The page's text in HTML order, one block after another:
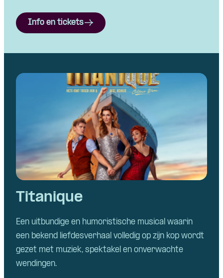
Info en tickets
Titanique
Een uitbundige en humoristische musical waarin
een bekend liefdesverhaal volledig op zijn kop wordt
gezet met muziek, spektakel en onverwachte
wendingen.